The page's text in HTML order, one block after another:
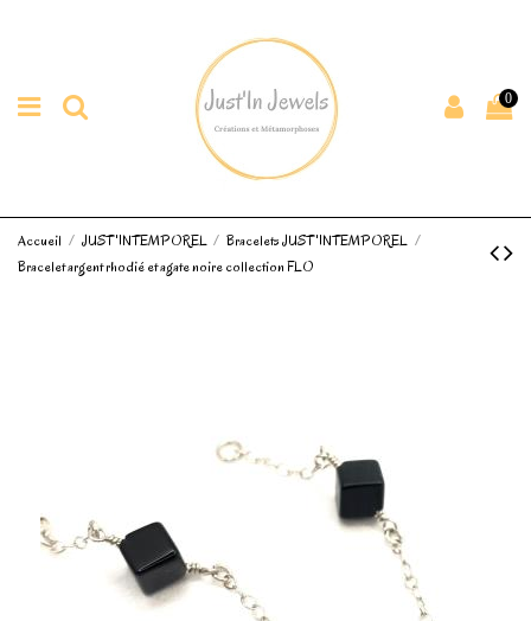
0
Accueil JUST'INTEMPOREL
Bracelets JUST'INTEMPOREL
Bracelet argent rhodié et agate noire collection FLO